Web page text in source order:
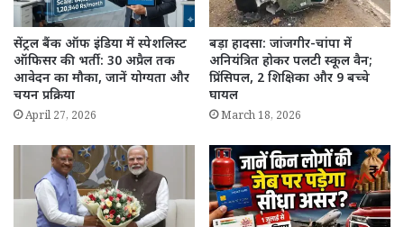
सेंट्रल बैंक ऑफ इंडिया में स्पेशलिस्ट
ऑफिसर की भर्ती: 30 अप्रैल तक
आवेदन का मौका, जानें योग्यता और
चयन प्रक्रिया
April 27, 2026
बड़ा हादसा: जांजगीर-चांपा में
अनियंत्रित होकर पलटी स्कूल वैन;
प्रिंसिपल, 2 शिक्षिका और 9 बच्चे
घायल
March 18, 2026